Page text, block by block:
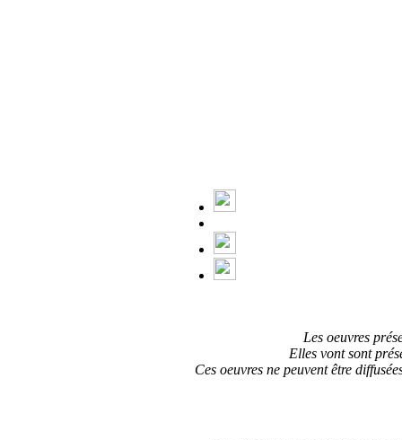
Les oeuvres
Elles vont sont
Ces oeuvres ne peuvent être